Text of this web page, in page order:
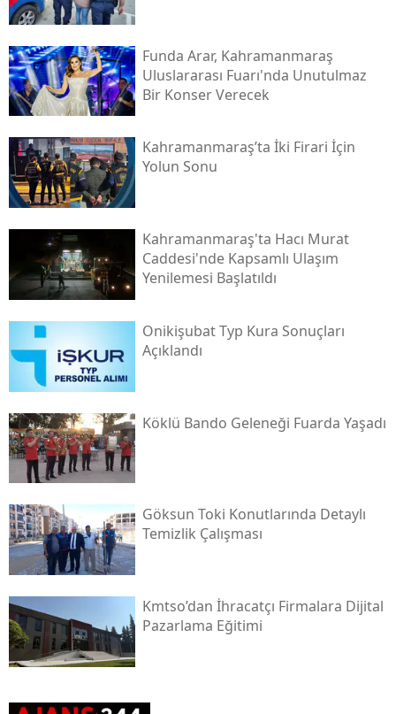
Funda Arar, Kahramanmaraş
Uluslararası Fuarı'nda Unutulmaz
Bir Konser Verecek
Kahramanmaraş’ta İki Firari İçin
Yolun Sonu
Kahramanmaraş'ta Hacı Murat
Caddesi'nde Kapsamlı Ulaşım
Yenilemesi Başlatıldı
Onikişubat Typ Kura Sonuçları
Açıklandı
Köklü Bando Geleneği Fuarda Yaşadı
Göksun Toki̇ Konutlarında Detaylı
Temizlik Çalışması
Kmtso’dan İhracatçı Firmalara Dijital
Pazarlama Eğitimi